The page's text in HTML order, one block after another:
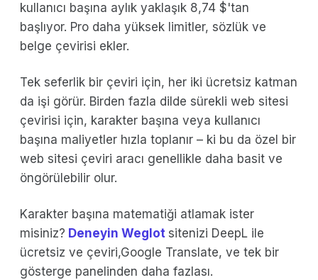
kullanıcı başına aylık yaklaşık 8,74 $'tan
başlıyor. Pro daha yüksek limitler, sözlük ve
belge çevirisi ekler.
Tek seferlik bir çeviri için, her iki ücretsiz katman
da işi görür. Birden fazla dilde sürekli web sitesi
çevirisi için, karakter başına veya kullanıcı
başına maliyetler hızla toplanır – ki bu da özel bir
web sitesi çeviri aracı genellikle daha basit ve
öngörülebilir olur.
Karakter başına matematiği atlamak ister
misiniz? Deneyin Weglot sitenizi DeepL ile
ücretsiz ve çeviri,Google Translate, ve tek bir
gösterge panelinden daha fazlası.